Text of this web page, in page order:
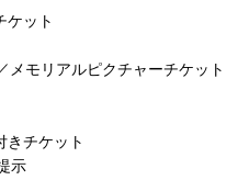
ケット
メモリアルピクチャーチケット
きチケット
示